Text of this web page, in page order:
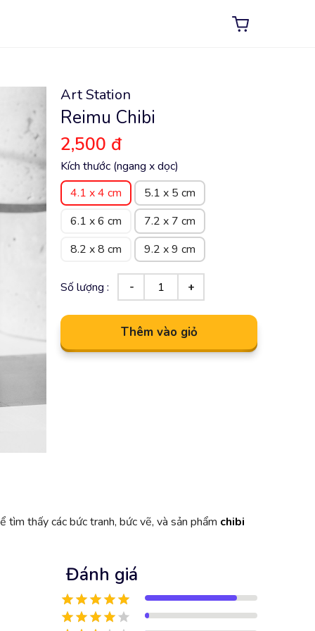
Art Station
Reimu Chibi
2,500 đ
Kích thước (ngang x dọc)
4.1 x 4 cm
5.1 x 5 cm
6.1 x 6 cm
7.2 x 7 cm
8.2 x 8 cm
9.2 x 9 cm
Số lượng :
Thêm vào giỏ
tìm thấy các bức tranh, bức vẽ, và sản phẩm chibi
Đánh giá